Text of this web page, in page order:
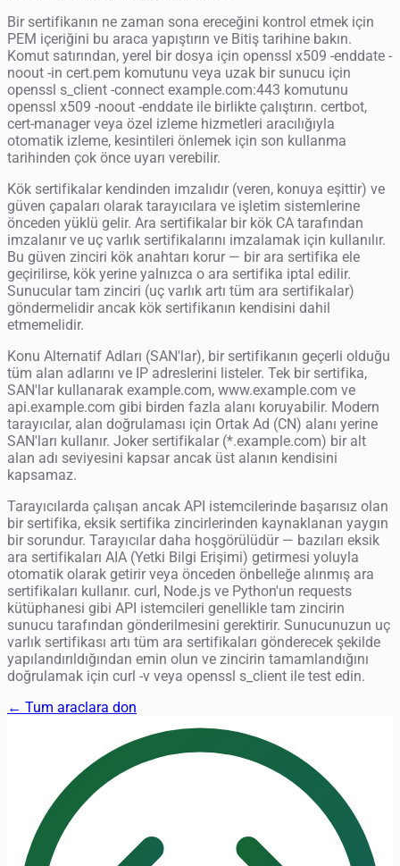
Bir sertifikanın ne zaman sona ereceğini kontrol etmek için
PEM içeriğini bu araca yapıştırın ve Bitiş tarihine bakın.
Komut satırından, yerel bir dosya için openssl x509 -enddate -
noout -in cert.pem komutunu veya uzak bir sunucu için
openssl s_client -connect example.com:443 komutunu
openssl x509 -noout -enddate ile birlikte çalıştırın. certbot,
cert-manager veya özel izleme hizmetleri aracılığıyla
otomatik izleme, kesintileri önlemek için son kullanma
tarihinden çok önce uyarı verebilir.
Kök sertifikalar kendinden imzalıdır (veren, konuya eşittir) ve
güven çapaları olarak tarayıcılara ve işletim sistemlerine
önceden yüklü gelir. Ara sertifikalar bir kök CA tarafından
imzalanır ve uç varlık sertifikalarını imzalamak için kullanılır.
Bu güven zinciri kök anahtarı korur — bir ara sertifika ele
geçirilirse, kök yerine yalnızca o ara sertifika iptal edilir.
Sunucular tam zinciri (uç varlık artı tüm ara sertifikalar)
göndermelidir ancak kök sertifikanın kendisini dahil
etmemelidir.
Konu Alternatif Adları (SAN'lar), bir sertifikanın geçerli olduğu
tüm alan adlarını ve IP adreslerini listeler. Tek bir sertifika,
SAN'lar kullanarak example.com, www.example.com ve
api.example.com gibi birden fazla alanı koruyabilir. Modern
tarayıcılar, alan doğrulaması için Ortak Ad (CN) alanı yerine
SAN'ları kullanır. Joker sertifikalar (*.example.com) bir alt
alan adı seviyesini kapsar ancak üst alanın kendisini
kapsamaz.
Tarayıcılarda çalışan ancak API istemcilerinde başarısız olan
bir sertifika, eksik sertifika zincirlerinden kaynaklanan yaygın
bir sorundur. Tarayıcılar daha hoşgörülüdür — bazıları eksik
ara sertifikaları AIA (Yetki Bilgi Erişimi) getirmesi yoluyla
otomatik olarak getirir veya önceden önbelleğe alınmış ara
sertifikaları kullanır. curl, Node.js ve Python'un requests
kütüphanesi gibi API istemcileri genellikle tam zincirin
sunucu tarafından gönderilmesini gerektirir. Sunucunuzun uç
varlık sertifikası artı tüm ara sertifikaları gönderecek şekilde
yapılandırıldığından emin olun ve zincirin tamamlandığını
doğrulamak için curl -v veya openssl s_client ile test edin.
← Tum araclara don